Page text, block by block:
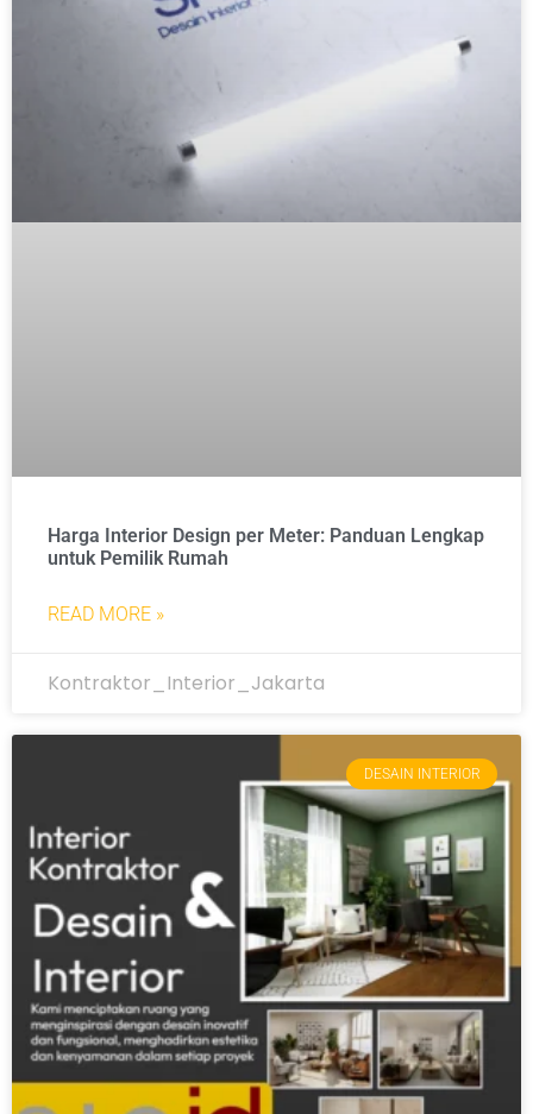
Harga Interior Design per Meter: Panduan Lengkap
untuk Pemilik Rumah
READ MORE »
Kontraktor_Interior_Jakarta
DESAIN INTERIOR